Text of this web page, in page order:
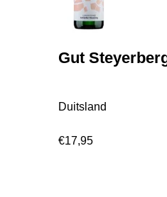
Gut
Duitsland
€17,95